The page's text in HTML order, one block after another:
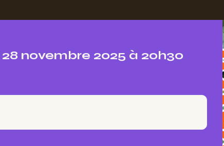
novembre 2025 à 20h30